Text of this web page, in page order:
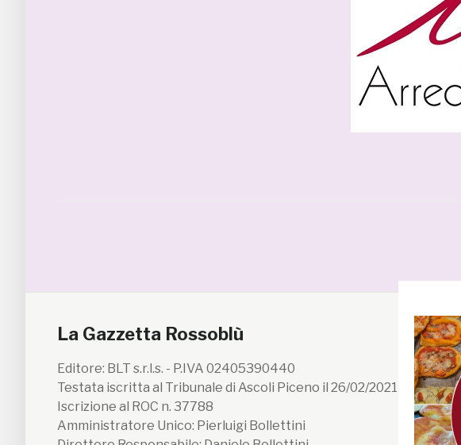
La Gazzetta Rossoblù
Editore: BLT s.r.l.s. - P.IVA 02405390440
Testata iscritta al Tribunale di Ascoli Piceno il 26/02/2021 n. 199/2021
Iscrizione al ROC n. 37788
Amministratore Unico: Pierluigi Bollettini